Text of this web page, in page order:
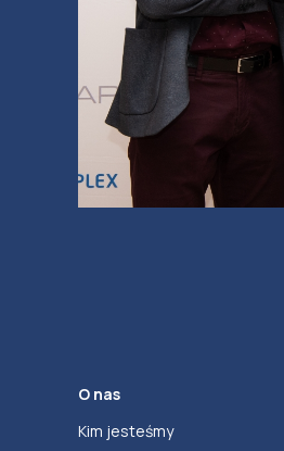
O nas
Kim jesteśmy